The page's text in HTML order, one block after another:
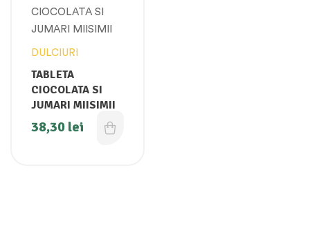
DULCIURI
TABLETA
CIOCOLATA SI
JUMARI MIISIMII
38,30 lei